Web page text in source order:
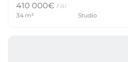
410 000€ FAI
34m² Studio